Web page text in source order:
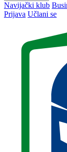
Navijački klub
Prijava Učlani se